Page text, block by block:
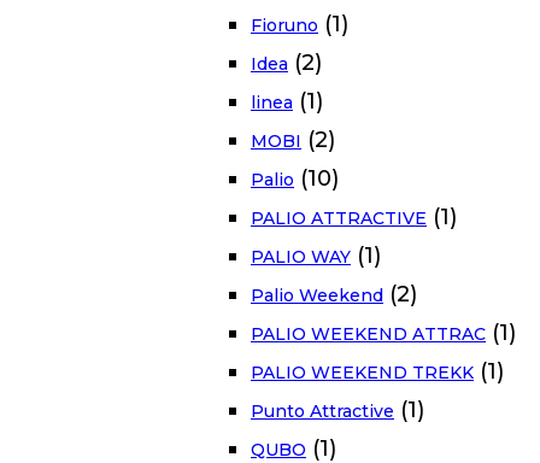
Fioruno (1)
Idea (2)
linea (1)
MOBI (2)
Palio (10)
PALIO ATTRACTIVE (1)
PALIO WAY (1)
Palio Weekend (2)
PALIO WEEKEND ATTRAC (1)
PALIO WEEKEND TREKK (1)
Punto Attractive (1)
QUBO (1)